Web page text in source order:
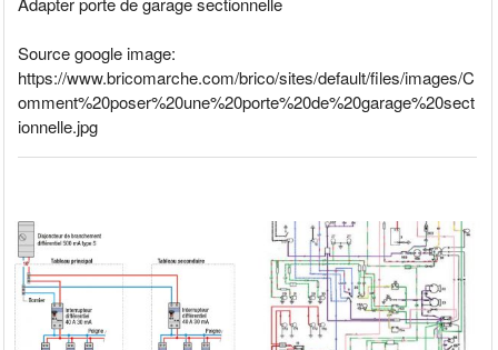
Source google image:
https://www.bricomarche.com/brico/sites/default/files/images/C
omment%20poser%20une%20porte%20de%20garage%20sect
ionnelle.jpg